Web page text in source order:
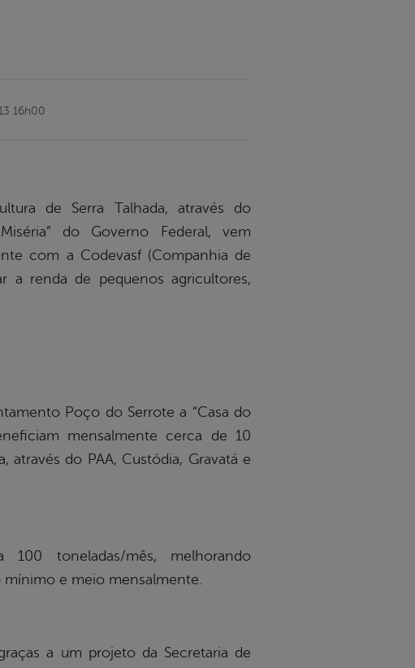
16h00
de Serra Talhada, através do
do Governo Federal, vem
com a Codevasf (Companhia de
a renda de pequenos agricultores,
Poço do Serrote a “Casa do
mensalmente cerca de 10
através do PAA, Custódia, Gravatá e
toneladas/mês, melhorando
mínimo e meio mensalmente.
a um projeto da Secretaria de